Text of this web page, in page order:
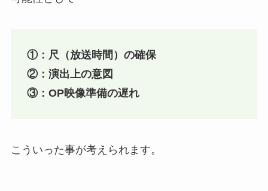
①：尺（放送時間）の確保
②：演出上の意図
③：OP映像準備の遅れ
こういった事が考えられます。